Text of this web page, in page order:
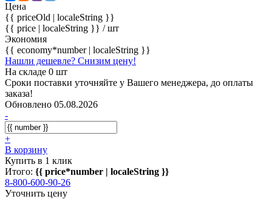
Цена
{{ priceOld | localeString }}
{{ price | localeString }} / шт
Экономия
{{ economy*number | localeString }}
Нашли дешевле? Снизим цену!
На складе 0 шт
Сроки поставки уточняйте у Вашего менеджера, до оплаты
заказа!
Обновлено 05.08.2026
-
+
В корзину
Купить в 1 клик
Итого: {{ price*number | localeString }}
8-800-600-90-26
Уточнить цену